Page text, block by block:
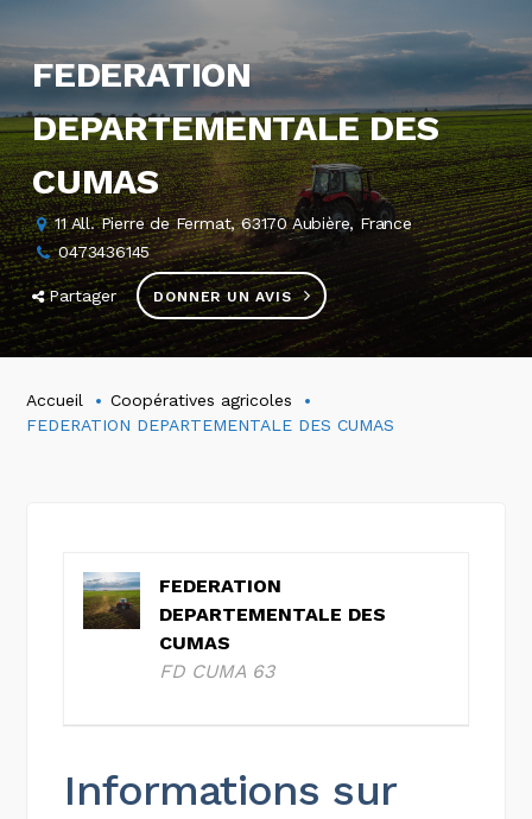
FEDERATION
DEPARTEMENTALE DES
CUMAS
11 All. Pierre de Fermat, 63170 Aubière, France
0473436145
Partager DONNER UN AVIS
Accueil
Coopératives agricoles
FEDERATION DEPARTEMENTALE DES CUMAS
FEDERATION
DEPARTEMENTALE DES
CUMAS
FD CUMA 63
Informations sur